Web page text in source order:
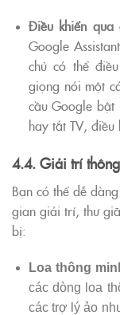
Điều khiển qua
Google
chủ có thể
giọng nói một
cầu Google bật
hay tắt TV,
4.4. Giải trí
Bạn có thể dễ
gian giải trí, thư
bị:
Loa thông
các dòng loa
các trợ lý ảo